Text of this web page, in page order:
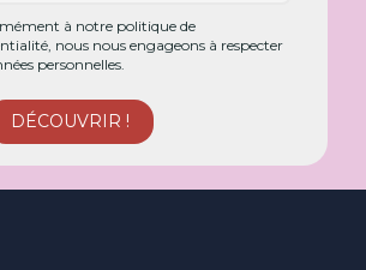
à notre politique de
nous nous engageons à respecter
personnelles.